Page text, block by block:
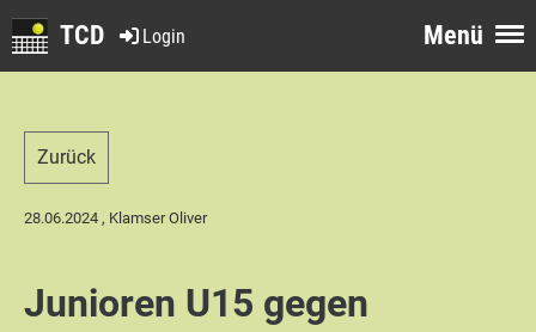
Menü
Login
TCD
Zurück
28.06.2024 , Klamser Oliver
Junioren U15 gegen